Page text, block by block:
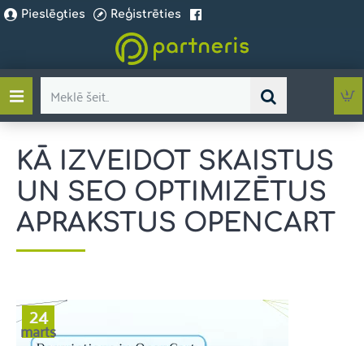
Pieslēgties Reģistrēties
Meklē
šeit..
KĀ IZVEIDOT SKAISTUS
UN SEO OPTIMIZĒTUS
APRAKSTUS OPENCART
24
marts